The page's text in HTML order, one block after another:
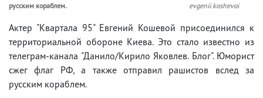
русским кораблем.
evgenii.koshevoi
Актер "Квартала 95" Евгений Кошевой присоединился к
территориальной обороне Киева. Это стало известно из
телеграм-канала "Данило/Кирило Яковлев. Блог". Юморист
сжег флаг РФ, а также отправил рашистов вслед за
русским кораблем.